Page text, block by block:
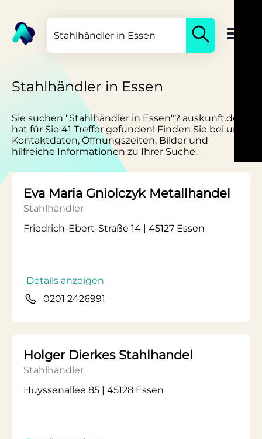
Stahlhändler in Essen
Sie suchen "Stahlhändler in Essen"? auskunft.de
hat für Sie 41 Treffer gefunden! Finden Sie bei uns
Kontaktdaten, Öffnungszeiten, Bilder und
hilfreiche Informationen zu Ihrer Suche.
Eva Maria Gniolczyk Metallhandel
Stahlhändler
Friedrich-Ebert-Straße 14 | 45127 Essen
Details anzeigen
0201 2426991
Holger Dierkes Stahlhandel
Stahlhändler
Huyssenallee 85 | 45128 Essen